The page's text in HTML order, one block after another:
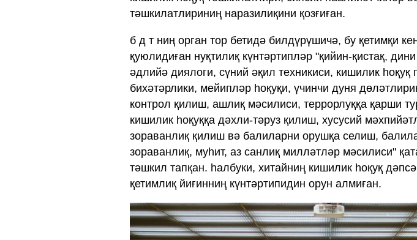
тәшкилатлириниң наразилиқини қозғиған.
б д т ниң орган тор бетидә билдүрүшичә, бу қетимқи
қуюлидиған нуқтилиқ күнтәртипләр "қийин-қистақ,
әдлийә диялоги, сүний әқил техникиси, кишилик һоқуқ
бихәтәрлики, мейипләр һоқуқи, үчинчи дуня
контрол қилиш, ашлиқ мәсилиси, террорлуққа қарши
кишилик һоқуққа дәхли-тәруз қилиш, хусусий
зораванлиқ қилиш вә балиларни орушқа селиш,
зораванлиқ, муһит, аз санлиқ милләтләр мәсилиси"
тәшкил тапқан. һалбуки, хитайниң кишилик һоқуқ
қетимлиқ йиғинниң күнтәртипидин орун алмиған.